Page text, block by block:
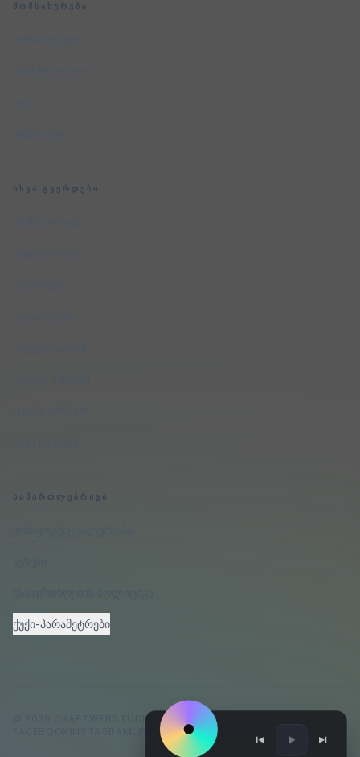
ᲛᲝᲛᲡᲐᲮᲣᲠᲔᲑᲐ
ᲡᲮᲕᲐ ᲒᲕᲔᲠᲓᲔᲑᲘ
ᲡᲐᲛᲐᲠᲗᲚᲔᲑᲠᲘᲕᲘ
ქუქი-პარამეტრები
CRAFTWEBSTUDIO
ᲧᲕᲔᲚᲐ ᲣᲤᲚᲔᲑᲐ ᲓᲐᲪᲣᲚᲘᲐ.
LINKEDINGITHUB